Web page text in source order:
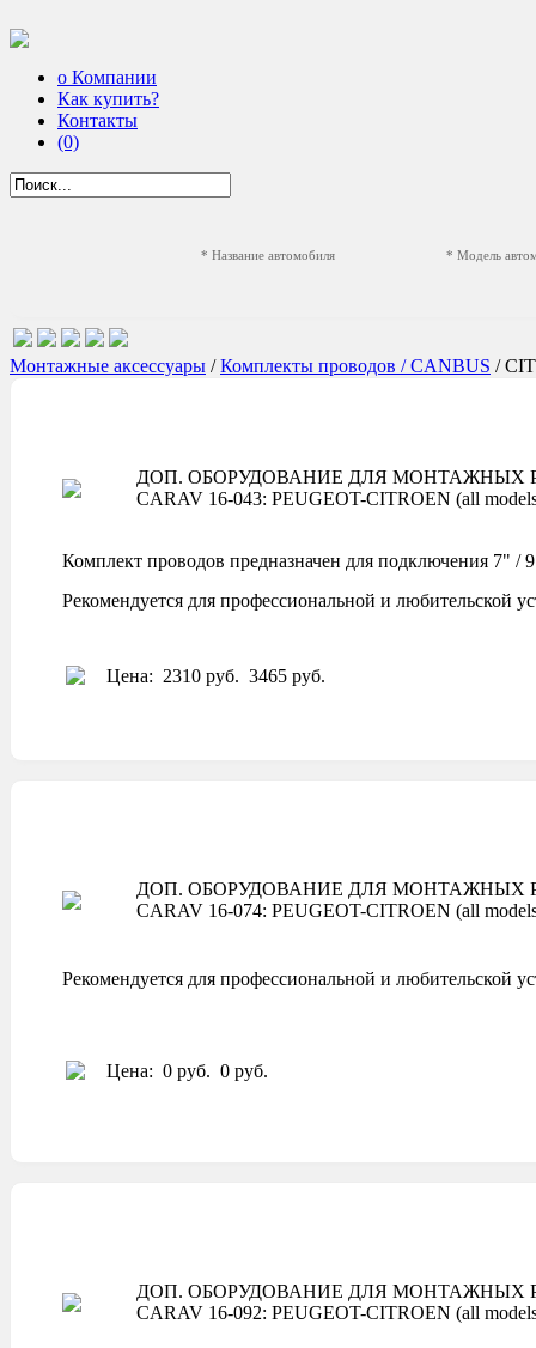
о Компании
Как купить?
Контакты
(0)
* Название автомобиля * Модель
Монтажные аксессуары /Комплекты проводов / CANBUS /
ДОП. ОБОРУДОВАНИЕ ДЛЯ МОНТАЖНЫХ
CARAV 16-043: PEUGEOT-CITROEN (all
Комплект проводов предназначен для подключения
Рекомендуется для профессиональной и любительской
Цена: 2310 руб. 3465 руб.
ДОП. ОБОРУДОВАНИЕ ДЛЯ МОНТАЖНЫХ
CARAV 16-074: PEUGEOT-CITROEN (all
Рекомендуется для профессиональной и любительской
Цена: 0 руб. 0 руб.
ДОП. ОБОРУДОВАНИЕ ДЛЯ МОНТАЖНЫХ
CARAV 16-092: PEUGEOT-CITROEN (all